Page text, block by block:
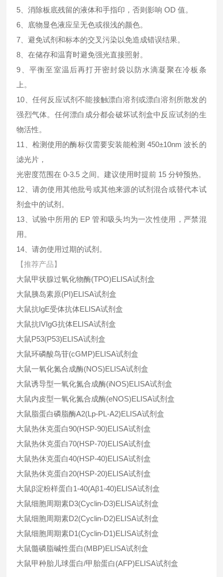
5、消除板底残留的液体和手指印，否则影响 OD 值。
6、底物显色液应呈无色或很浅的颜色。
7、避免试剂和标本的交叉污染以免造成错误结果。
8、在储存和温育时避免强光直接照射。
9、平衡至室温后再打开密封袋以防水滴凝聚在冷板条
上。
10、任何反应试剂不能接触漂白溶剂或漂白溶剂所散发的
强烈气体。任何漂白成分都会破坏试剂盒中反应试剂的生
物活性。
11、检测使用的酶标仪需要安装能检测 450±10nm 波长的
滤光片，
光密度范围在 0-3.5 之间。建议使用时提前 15 分钟预热。
12、请勿使用其他批号或其他来源的试剂混合或替代本试
剂盒中的试剂。
13、试验中所用的 EP 管和吸头均为一次性使用，严禁混
用。
14、请勿使用过期的试剂。
【推荐产品】
大鼠甲状腺过氧化物酶(TPO)ELISA试剂盒
大鼠胰岛素原(PI)ELISA试剂盒
大鼠抗IgE受体抗体ELISA试剂盒
大鼠抗IVIgG抗体ELISA试剂盒
大鼠P53(P53)ELISA试剂盒
大鼠环磷酸鸟苷(cGMP)ELISA试剂盒
大鼠一氧化氮合成酶(NOS)ELISA试剂盒
大鼠诱导型一氧化氮合成酶(iNOS)ELISA试剂盒
大鼠内皮型一氧化氮合成酶(eNOS)ELISA试剂盒
大鼠脂蛋白磷脂酶A2(Lp-PL-A2)ELISA试剂盒
大鼠热休克蛋白90(HSP-90)ELISA试剂盒
大鼠热休克蛋白70(HSP-70)ELISA试剂盒
大鼠热休克蛋白40(HSP-40)ELISA试剂盒
大鼠热休克蛋白20(HSP-20)ELISA试剂盒
大鼠β淀粉样蛋白1-40(Aβ1-40)ELISA试剂盒
大鼠细胞周期素D3(Cyclin-D3)ELISA试剂盒
大鼠细胞周期素D2(Cyclin-D2)ELISA试剂盒
大鼠细胞周期素D1(Cyclin-D1)ELISA试剂盒
大鼠髓磷脂碱性蛋白(MBP)ELISA试剂盒
大鼠甲种胎儿球蛋白/甲胎蛋白(AFP)ELISA试剂盒